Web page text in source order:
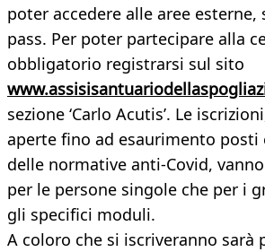
poter accedere alle aree esterne,
pass. Per poter partecipare alla
obbligatorio registrarsi sul sito
sezione ‘Carlo Acutis’. Le
aperte fino ad esaurimento posti
delle normative anti-Covid,
per le persone singole che per i
gli specifici moduli.
A coloro che si iscriveranno sarà